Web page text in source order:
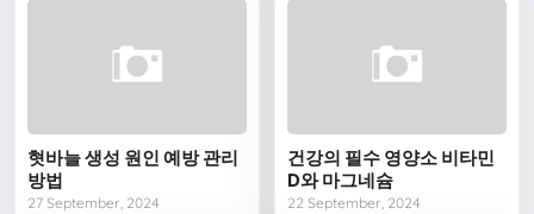
혓바늘 생성 원인 예방 관리
방법
27 September, 2024
건강의 필수 영양소 비타민
D와 마그네슘
22 September, 2024